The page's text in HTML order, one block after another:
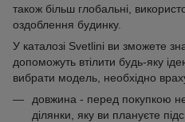
також більш глобальні,
оздоблення будинку.
У каталозі Svetlini ви зможете
допоможуть втілити будь-яку
вибрати модель, необхідно
довжина - перед покупкою
ділянки, яку ви плануєте